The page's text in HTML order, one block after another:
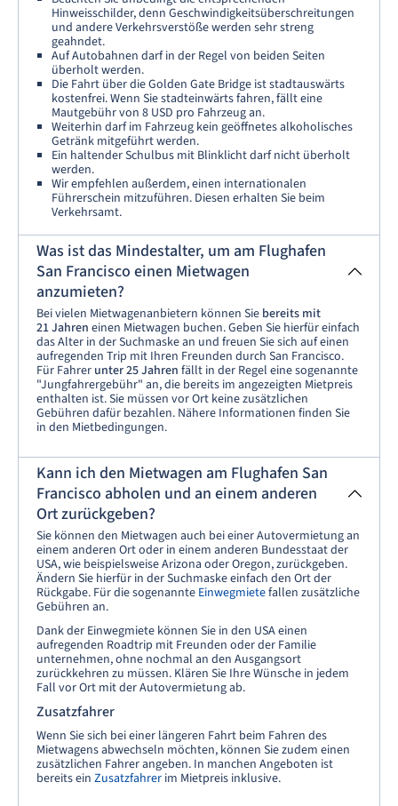
Hinweisschilder, denn Geschwindigkeitsüberschreitungen
und andere Verkehrsverstöße werden sehr streng
geahndet.
Auf Autobahnen darf in der Regel von beiden Seiten
überholt werden.
Die Fahrt über die Golden Gate Bridge ist stadtauswärts
kostenfrei. Wenn Sie stadteinwärts fahren, fällt eine
Mautgebühr von 8 USD pro Fahrzeug an.
Weiterhin darf im Fahrzeug kein geöffnetes alkoholisches
Getränk mitgeführt werden.
Ein haltender Schulbus mit Blinklicht darf nicht überholt
werden.
Wir empfehlen außerdem, einen internationalen
Führerschein mitzuführen. Diesen erhalten Sie beim
Verkehrsamt.
Was ist das Mindestalter, um am Flughafen
San Francisco einen Mietwagen
anzumieten?
Bei vielen Mietwagenanbietern können Sie bereits mit
21 Jahren einen Mietwagen buchen. Geben Sie hierfür einfach
das Alter in der Suchmaske an und freuen Sie sich auf einen
aufregenden Trip mit Ihren Freunden durch San Francisco.
Für Fahrer unter 25 Jahren fällt in der Regel eine sogenannte
"Jungfahrergebühr" an, die bereits im angezeigten Mietpreis
enthalten ist. Sie müssen vor Ort keine zusätzlichen
Gebühren dafür bezahlen. Nähere Informationen finden Sie
in den Mietbedingungen.
Kann ich den Mietwagen am Flughafen San
Francisco abholen und an einem anderen
Ort zurückgeben?
Sie können den Mietwagen auch bei einer Autovermietung an
einem anderen Ort oder in einem anderen Bundesstaat der
USA, wie beispielsweise Arizona oder Oregon, zurückgeben.
Ändern Sie hierfür in der Suchmaske einfach den Ort der
Rückgabe. Für die sogenannte Einwegmietefallen zusätzliche
Gebühren an.
Dank der Einwegmiete können Sie in den USA einen
aufregenden Roadtrip mit Freunden oder der Familie
unternehmen, ohne nochmal an den Ausgangsort
zurückkehren zu müssen. Klären Sie Ihre Wünsche in jedem
Fall vor Ort mit der Autovermietung ab.
Zusatzfahrer
Wenn Sie sich bei einer längeren Fahrt beim Fahren des
Mietwagens abwechseln möchten, können Sie zudem einen
zusätzlichen Fahrer angeben. In manchen Angeboten ist
bereits ein Zusatzfahrer im Mietpreis inklusive.